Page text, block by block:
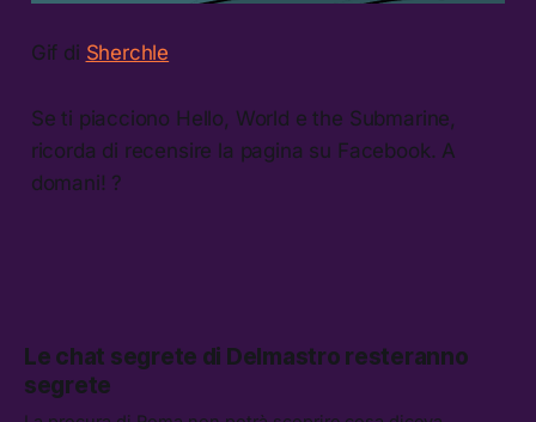
Gif di Sherchle
Se ti piacciono Hello, World e the Submarine,
ricorda di recensire la pagina su Facebook. A
domani! ?
Le chat segrete di Delmastro resteranno
segrete